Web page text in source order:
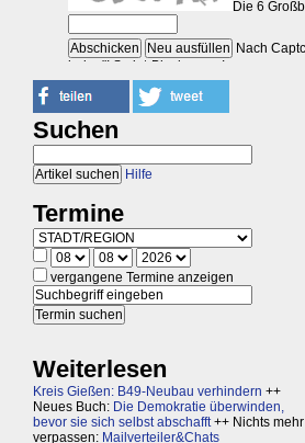
Suchen
Hilfe
Termine
vergangene Termine anzeigen
Weiterlesen
Kreis Gießen: B49-Neubau verhindern ++
Neues Buch: Die Demokratie überwinden,
bevor sie sich selbst abschafft++ Nichts mehr
verpassen: Mailverteiler&Chats